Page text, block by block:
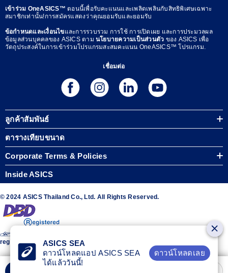
เข้าร่วม OneASICS™ตอนนี้เพื่อรับคะแนนและเพลิดเพลินกับสิทธิพิเศษเฉพาะ
สมาชิกเท่านั้น!การสมัครแสดงว่าคุณยอมรับและยอมรับ
ข้อกำหนดและเงื่อนไขและการรวบรวม การใช้ การเปิดเผย และการประมวลผล
ข้อมูลส่วนบุคคลของ ASICS ตาม นโยบายความเป็นส่วนตัว ของ ASICS เพื่อ
วัตถุประสงค์ในการเข้าร่วมโปรแกรมสะสมคะแนน OneASICS™ โปรแกรม.
เชื่อมต่อ
ลูกค้าสัมพันธ์
ตารางเทียบขนาด
Corporate Terms & Policies
Inside ASICS
© 2024 ASICS Thailand Co., Ltd. All Rights Reserved.
The stripe design featured on the sides of the ASICS® shoes is a
registered trademark of ASICS Corporation
ASICS SEA
ดาวน์โหลดแอป ASICS SEA
ได้แล้ววันนี้!
ดาวน์โหลดเลย